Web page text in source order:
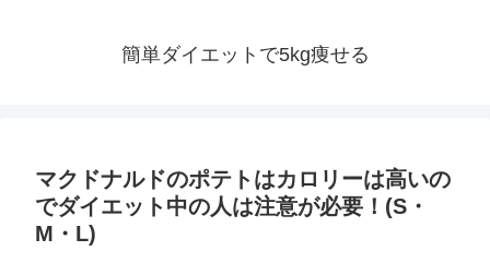
簡単ダイエットで5kg痩せる
マクドナルドのポテトはカロリーは高いの
でダイエット中の人は注意が必要！(S・
M・L)